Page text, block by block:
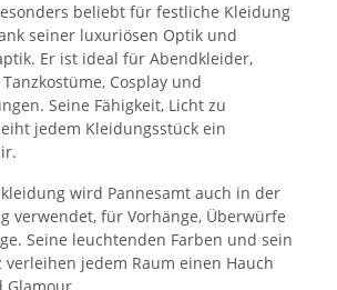
beliebt für festliche Kleidung
seiner luxuriösen Optik und
Er ist ideal für Abendkleider,
Cosplay und
Seine Fähigkeit, Licht zu
jedem Kleidungsstück ein
wird Pannesamt auch in der
verwendet, für Vorhänge, Überwürfe
Seine leuchtenden Farben und sein
verleihen jedem Raum einen Hauch